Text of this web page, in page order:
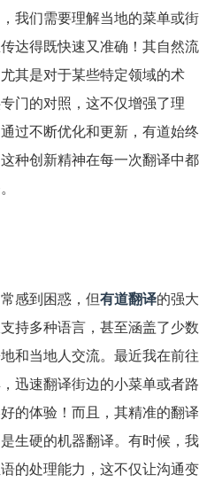
我们需要理解当地的菜单或街
达得既快速又准确！其自然流
其是对于某些特定领域的术
门的对照，这不仅增强了理
过不断优化和更新，有道始终
种创新精神在每一次翻译中都
感到困惑，但有道翻译的强大
持多种语言，甚至涵盖了少数
和当地人交流。最近我在前往
迅速翻译街边的小菜单或者路
的体验！而且，其精准的翻译
生硬的机器翻译。有时候，我
的处理能力，这不仅让沟通变